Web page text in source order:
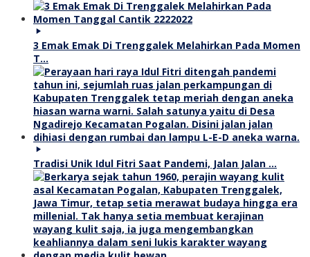
3 Emak Emak Di Trenggalek Melahirkan Pada Momen
T…
Tradisi Unik Idul Fitri Saat Pandemi, Jalan Jalan …